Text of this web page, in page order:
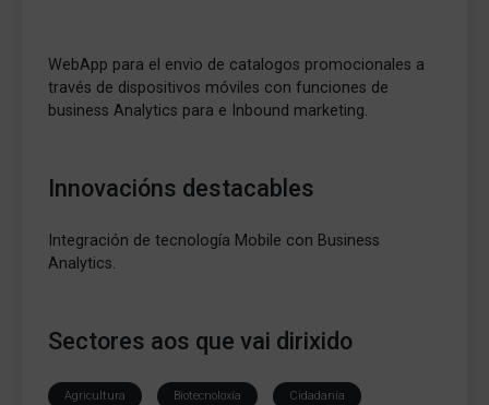
WebApp para el envio de catalogos promocionales a
través de dispositivos móviles con funciones de
business Analytics para e Inbound marketing.
Innovacións destacables
Integración de tecnología Mobile con Business
Analytics.
Sectores aos que vai dirixido
Agricultura Biotecnoloxía Cidadanía